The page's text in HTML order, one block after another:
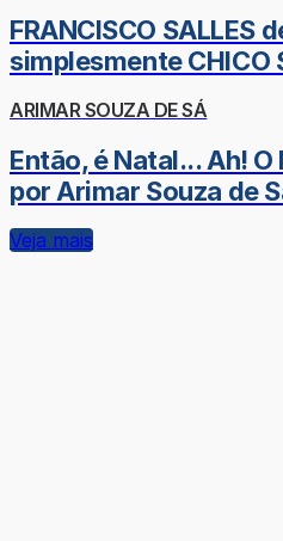
FRANCISCO SALLES
simplesmente CHICO
ARIMAR SOUZA DE SÁ
Então, é Natal... Ah!
por Arimar Souza de
Veja mais